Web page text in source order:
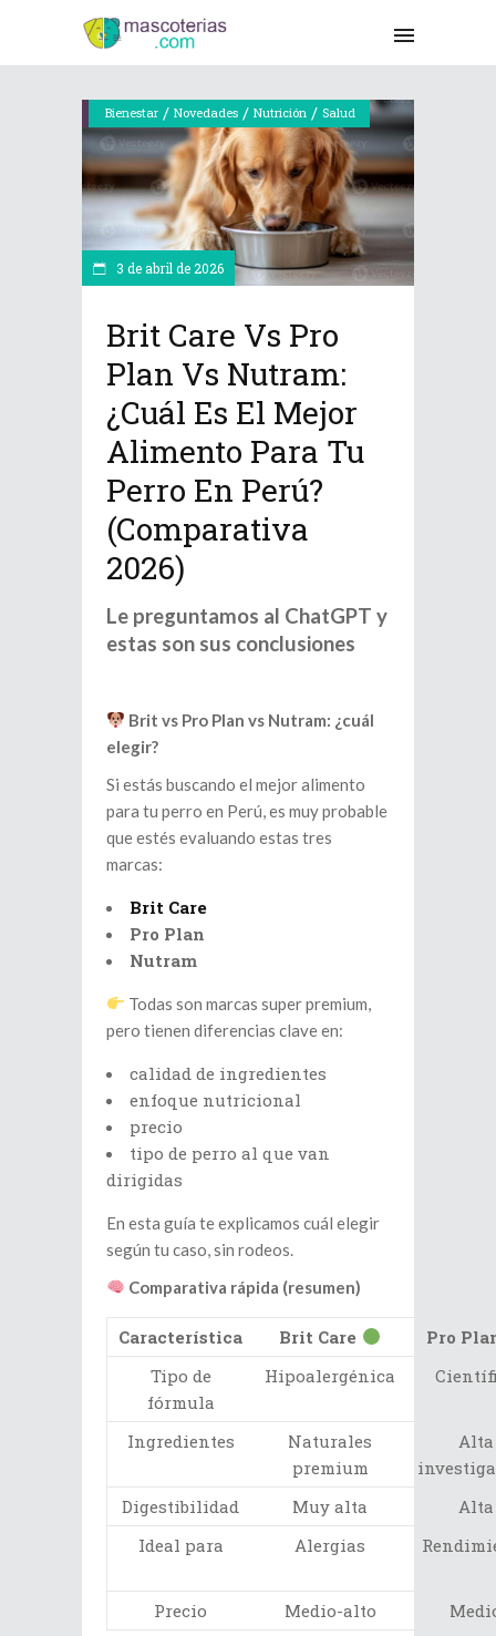
Bienestar / Novedades / Nutrición / Salud
3 de abril de 2026
Brit Care Vs Pro
Plan Vs Nutram:
¿Cuál Es El Mejor
Alimento Para Tu
Perro En Perú?
(Comparativa
2026)
Le preguntamos al ChatGPT y
estas son sus conclusiones
Brit vs Pro Plan vs Nutram: ¿cuál
elegir?
Si estás buscando el mejor alimento
para tu perro en Perú, es muy probable
que estés evaluando estas tres
marcas:
Brit Care
Pro Plan
Nutram
Todas son marcas super premium,
pero tienen diferencias clave en:
calidad de ingredientes
enfoque nutricional
precio
tipo de perro al que van
dirigidas
En esta guía te explicamos cuál elegir
según tu caso, sin rodeos.
Comparativa rápida (resumen)
Característica Brit Care
Pro
Tipo de
fórmula
Hipoalergénica
Ingredientes
Naturales
premium
Alta
Digestibilidad
Muy alta
Alta
Ideal para
Alergias
Precio Medio-alto